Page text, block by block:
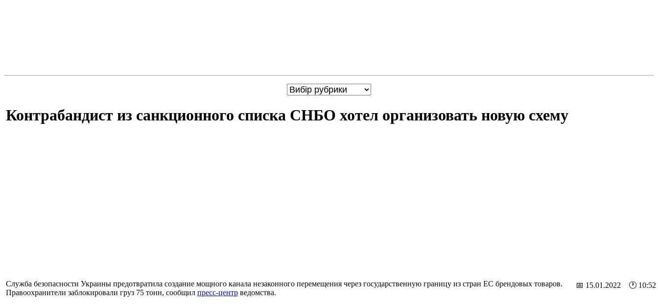
Контрабандист из санкционного списка СНБО хотел организовать новую схему
📅 15.01.2022 🕐 10:52
Служба безопасности Украины предотвратила создание мощного канала незаконного перемещения через государственную границу из стран ЕС брендовых товаров.
Правоохранители заблокировали груз 75 тонн, сообщил пресс-центр ведомства.